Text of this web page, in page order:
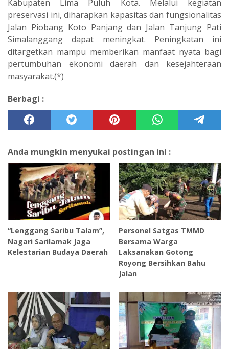
Kabupaten Lima Puluh Kota. Melalui kegiatan
preservasi ini, diharapkan kapasitas dan fungsionalitas
Jalan Piobang Koto Panjang dan Jalan Tanjung Pati
Simalanggang dapat meningkat. Peningkatan ini
ditargetkan mampu memberikan manfaat nyata bagi
pertumbuhan ekonomi daerah dan kesejahteraan
masyarakat.(*)
Berbagi :
Anda mungkin menyukai postingan ini :
“Lenggang Saribu Talam”,
Nagari Sarilamak Jaga
Kelestarian Budaya Daerah
Personel Satgas TMMD
Bersama Warga
Laksanakan Gotong
Royong Bersihkan Bahu
Jalan